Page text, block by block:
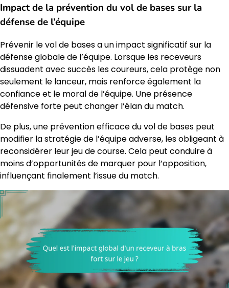
Impact de la prévention du vol de bases sur la
défense de l’équipe
Prévenir le vol de bases a un impact significatif sur la
défense globale de l’équipe. Lorsque les receveurs
dissuadent avec succès les coureurs, cela protège non
seulement le lanceur, mais renforce également la
confiance et le moral de l’équipe. Une présence
défensive forte peut changer l’élan du match.
De plus, une prévention efficace du vol de bases peut
modifier la stratégie de l’équipe adverse, les obligeant à
reconsidérer leur jeu de course. Cela peut conduire à
moins d’opportunités de marquer pour l’opposition,
influençant finalement l’issue du match.